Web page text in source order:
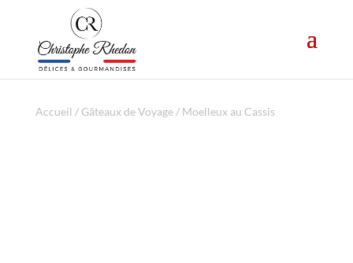
Accueil / Gâteaux de Voyage/ Moelleux au Cassis